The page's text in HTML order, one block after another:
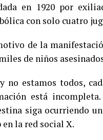
en 1920 por
con solo cuatro
de la
de niños
no estamos todos,
está
siga ocurriendo
en la red social X.